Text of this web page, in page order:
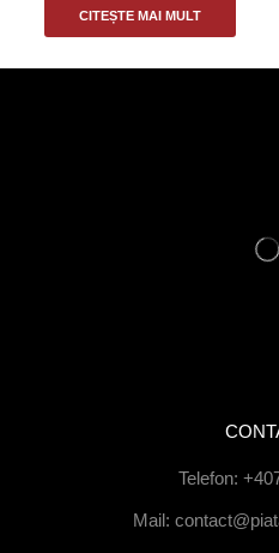
CITEȘTE MAI MULT
Telefon:
Mail: